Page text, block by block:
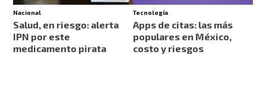
Nacional
Salud, en riesgo: alerta
IPN por este
medicamento pirata
Tecnología
Apps de citas: las más
populares en México,
costo y riesgos